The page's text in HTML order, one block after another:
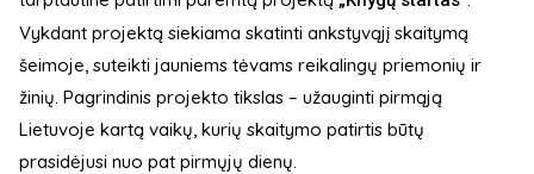
Vykdant projektą siekiama skatinti ankstyvąjį skaitymą
šeimoje, suteikti jauniems tėvams reikalingų priemonių ir
žinių. Pagrindinis projekto tikslas – užauginti pirmąją
Lietuvoje kartą vaikų, kurių skaitymo patirtis būtų
prasidėjusi nuo pat pirmųjų dienų.